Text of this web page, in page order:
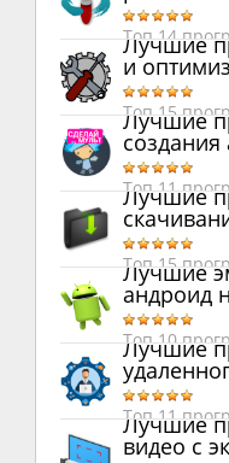
Топ 14
Лучшие
и
Топ 15
Лучшие
Топ 11
Лучшие
Топ 15
Лучшие
андроид
Топ 10
Лучшие
Топ 11
Лучшие
видео с